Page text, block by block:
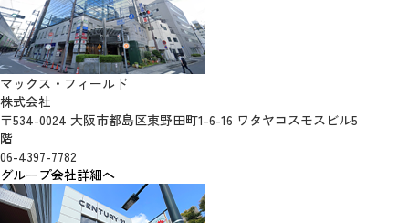
マックス・フィールド
株式会社
〒534-0024 大阪市都島区東野田町1-6-16 ワタヤコスモスビル5
階
06-4397-7782
グループ会社詳細へ